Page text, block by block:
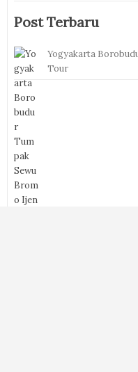
Post Terbaru
Yogyakarta
Tour